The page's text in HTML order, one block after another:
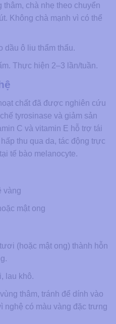
chà nhẹ theo chuyển
Không chà mạnh vì có thể
dầu ô liu thẩm thấu.
Thực hiện 2–3 lần/tuần.
chất đã được nghiên cứu
tyrosinase và giảm sản
C và vitamin E hỗ trợ tái
thu qua da, tác động trực
tế bào melanocyte.
vàng
mật ong
(hoặc mật ong) thành hỗn
lau khô.
thâm, tránh để dính vào
nghệ có màu vàng đặc trưng